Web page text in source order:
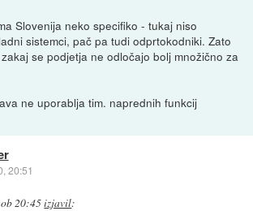
Slovenija neko specifiko - tukaj niso
sistemci, pač pa tudi odprtokodniki. Zato
se podjetja ne odločajo bolj množično za
ne uporablja tim. naprednih funkcij
20:51
20:45izjavil: